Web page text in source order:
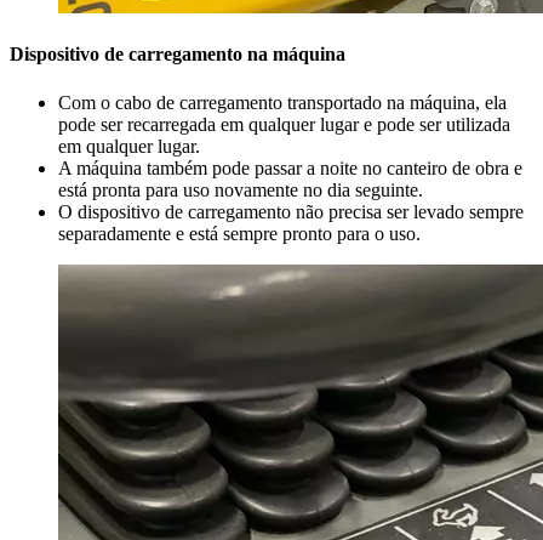
Dispositivo de carregamento na máquina
Com o cabo de carregamento transportado na máquina, ela
pode ser recarregada em qualquer lugar e pode ser utilizada
em qualquer lugar.
A máquina também pode passar a noite no canteiro de obra e
está pronta para uso novamente no dia seguinte.
O dispositivo de carregamento não precisa ser levado sempre
separadamente e está sempre pronto para o uso.